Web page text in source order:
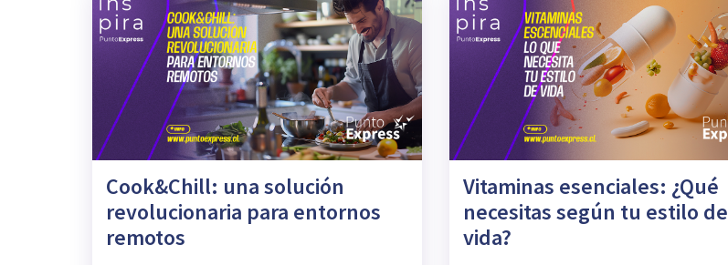
Cook&Chill: una solución
revolucionaria para entornos
remotos
Vitaminas esenciales: ¿Qué
necesitas según tu estilo de
vida?